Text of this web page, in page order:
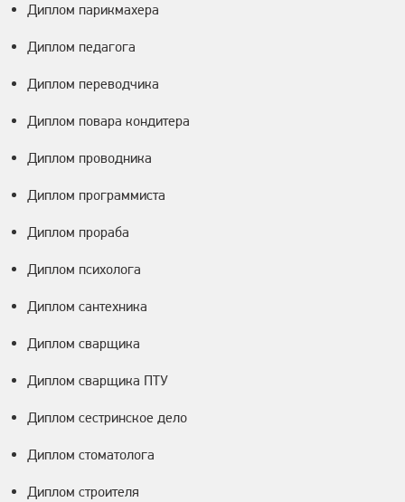
Диплом парикмахера
Диплом педагога
Диплом переводчика
Диплом повара кондитера
Диплом проводника
Диплом программиста
Диплом прораба
Диплом психолога
Диплом сантехника
Диплом сварщика
Диплом сварщика ПТУ
Диплом сестринское дело
Диплом стоматолога
Диплом строителя